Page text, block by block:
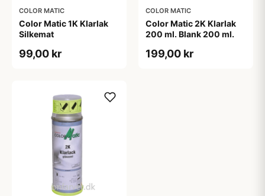
COLOR MATIC
Color Matic 1K Klarlak
Silkemat
99,00 kr
COLOR MATIC
Color Matic 2K Klarlak
200 ml. Blank 200 ml.
199,00 kr